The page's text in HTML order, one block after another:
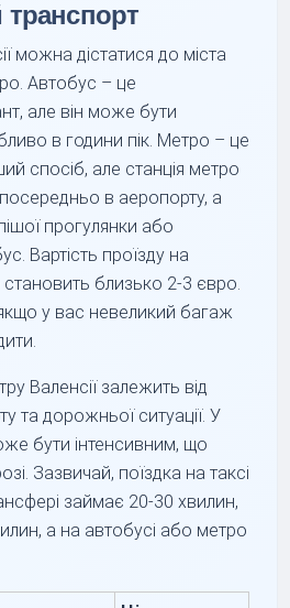
можна дістатися до міста
Автобус – це
але він може бути
в години пік. Метро – це
спосіб, але станція метро
в аеропорту, а
прогулянки або
Вартість проїзду на
близько 2-3 євро.
у вас невеликий багаж
Валенсії залежить від
та дорожньої ситуації. У
бути інтенсивним, що
Зазвичай, поїздка на таксі
займає 20-30 хвилин,
а на автобусі або метро